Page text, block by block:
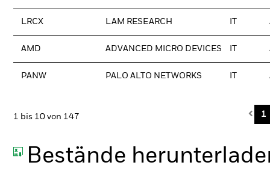
LRCX LAM RESEARCH
AMD ADVANCED MICRO DEVICES
PANW PALO ALTO NETWORKS
1 bis 10 von 147 1
Bestände